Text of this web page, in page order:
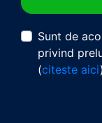
Sunt de
privind
(citeste aici)